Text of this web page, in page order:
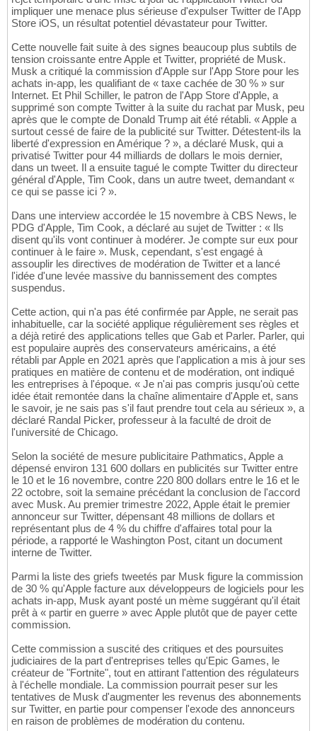
impliquer une menace plus sérieuse d'expulser Twitter de l'App
Store iOS, un résultat potentiel dévastateur pour Twitter.
Cette nouvelle fait suite à des signes beaucoup plus subtils de
tension croissante entre Apple et Twitter, propriété de Musk.
Musk a critiqué la commission d'Apple sur l'App Store pour les
achats in-app, les qualifiant de « taxe cachée de 30 % » sur
Internet. Et Phil Schiller, le patron de l'App Store d'Apple, a
supprimé son compte Twitter à la suite du rachat par Musk, peu
après que le compte de Donald Trump ait été rétabli. « Apple a
surtout cessé de faire de la publicité sur Twitter. Détestent-ils la
liberté d'expression en Amérique ? », a déclaré Musk, qui a
privatisé Twitter pour 44 milliards de dollars le mois dernier,
dans un tweet. Il a ensuite tagué le compte Twitter du directeur
général d'Apple, Tim Cook, dans un autre tweet, demandant «
ce qui se passe ici ? ».
Dans une interview accordée le 15 novembre à CBS News, le
PDG d'Apple, Tim Cook, a déclaré au sujet de Twitter : « Ils
disent qu'ils vont continuer à modérer. Je compte sur eux pour
continuer à le faire ». Musk, cependant, s'est engagé à
assouplir les directives de modération de Twitter et a lancé
l'idée d'une levée massive du bannissement des comptes
suspendus.
Cette action, qui n'a pas été confirmée par Apple, ne serait pas
inhabituelle, car la société applique régulièrement ses règles et
a déjà retiré des applications telles que Gab et Parler. Parler, qui
est populaire auprès des conservateurs américains, a été
rétabli par Apple en 2021 après que l'application a mis à jour ses
pratiques en matière de contenu et de modération, ont indiqué
les entreprises à l'époque. « Je n'ai pas compris jusqu'où cette
idée était remontée dans la chaîne alimentaire d'Apple et, sans
le savoir, je ne sais pas s'il faut prendre tout cela au sérieux », a
déclaré Randal Picker, professeur à la faculté de droit de
l'université de Chicago.
Selon la société de mesure publicitaire Pathmatics, Apple a
dépensé environ 131 600 dollars en publicités sur Twitter entre
le 10 et le 16 novembre, contre 220 800 dollars entre le 16 et le
22 octobre, soit la semaine précédant la conclusion de l'accord
avec Musk. Au premier trimestre 2022, Apple était le premier
annonceur sur Twitter, dépensant 48 millions de dollars et
représentant plus de 4 % du chiffre d'affaires total pour la
période, a rapporté le Washington Post, citant un document
interne de Twitter.
Parmi la liste des griefs tweetés par Musk figure la commission
de 30 % qu'Apple facture aux développeurs de logiciels pour les
achats in-app, Musk ayant posté un mème suggérant qu'il était
prêt à « partir en guerre » avec Apple plutôt que de payer cette
commission.
Cette commission a suscité des critiques et des poursuites
judiciaires de la part d'entreprises telles qu'Epic Games, le
créateur de "Fortnite", tout en attirant l'attention des régulateurs
à l'échelle mondiale. La commission pourrait peser sur les
tentatives de Musk d'augmenter les revenus des abonnements
sur Twitter, en partie pour compenser l'exode des annonceurs
en raison de problèmes de modération du contenu.